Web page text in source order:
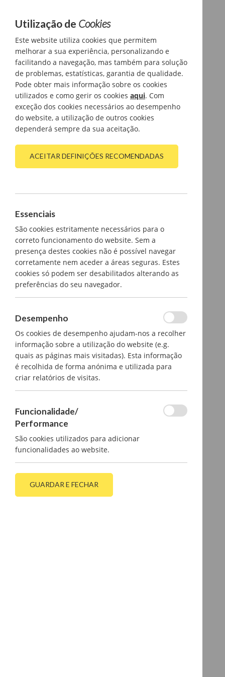
Utilização de Cookies
Este website utiliza cookies que permitem
melhorar a sua experiência, personalizando e
facilitando a navegação, mas também para solução
de problemas, estatísticas, garantia de qualidade.
Pode obter mais informação sobre os cookies
utilizados e como gerir os cookies aqui. Com
exceção dos cookies necessários ao desempenho
do website, a utilização de outros cookies
dependerá sempre da sua aceitação.
ACEITAR DEFINIÇÕES RECOMENDADAS
Essenciais
São cookies estritamente necessários para o
correto funcionamento do website. Sem a
presença destes cookies não é possível navegar
corretamente nem aceder a áreas seguras. Estes
cookies só podem ser desabilitados alterando as
preferências do seu navegador.
Desempenho
Os cookies de desempenho ajudam-nos a recolher
informação sobre a utilização do website (e.g.
quais as páginas mais visitadas). Esta informação
é recolhida de forma anónima e utilizada para
criar relatórios de visitas.
Funcionalidade/
Performance
São cookies utilizados para adicionar
funcionalidades ao website.
GUARDAR E FECHAR